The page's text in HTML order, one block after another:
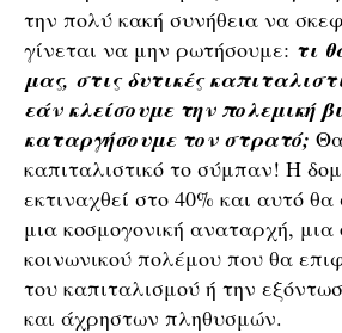
την πολύ κακή συνήθεια να
γίνεται να μην ρωτήσουμε: τι
μας, στις δυτικές
εάν κλείσουμε την πολεμική
καταργήσουμε τον στρατό;
καπιταλιστικό το σύμπαν! Η
εκτιναχθεί στο 40% και αυτό θα
μια κοσμογονική αναταρχή, μια
κοινωνικού πολέμου που θα
του καπιταλισμού ή την
και άχρηστων πληθυσμών.